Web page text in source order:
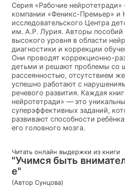
Серия «Рабочие
компании «Феникс-Премьер» и
исследовательского Центра
им. А.Р. Лурия. Авторы
высокого уровня в области
диагностики и коррекции
Они проводят коррекционно-
детьми и решают проблемы со
рассеянностью, отсутствием
успешно работают с
речевого развития. Каждая
нейротетради» — это
суперэффективных заданий,
развивают способности
его головного мозга.
Читать онлайн выдержки из книги
"Учимся быть
е"
(Автор Сунцова)